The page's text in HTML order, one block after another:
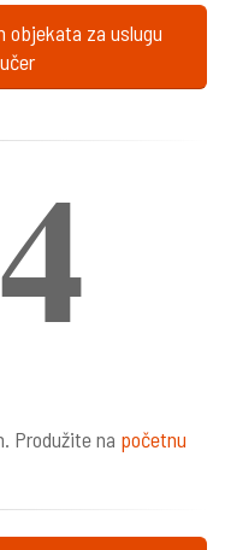
za uslugu
Produžite na početnu